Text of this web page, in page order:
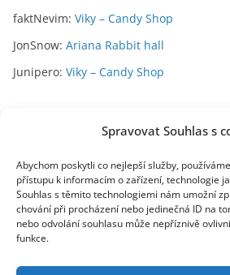
Spravovat Souhlas s
Abychom poskytli co nejlepší služby,
přístupu k informacím o zařízení, technologie
Souhlas s těmito technologiemi nám umožní
chování při procházení nebo jedinečná ID na
nebo odvolání souhlasu může nepříznivě
funkce.
faktNevim: Viky – Candy Shop
JonSnow: Ariana Rabbit hall
Junipero: Viky – Candy Shop
A
c
h toplist